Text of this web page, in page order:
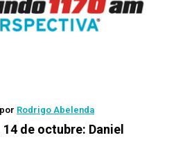
por Rodrigo Abelenda
de octubre: Daniel